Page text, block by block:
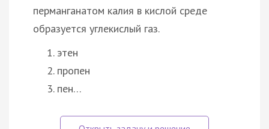
перманганатом калия в кислой среде
образуется углекислый газ.
этен
пропен
пен…